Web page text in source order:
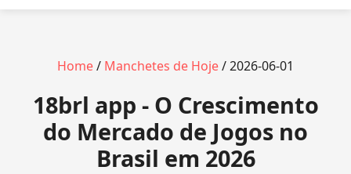
Home/ Manchetes de Hoje/ 2026-06-01
18brl app - O Crescimento
do Mercado de Jogos no
Brasil em 2026